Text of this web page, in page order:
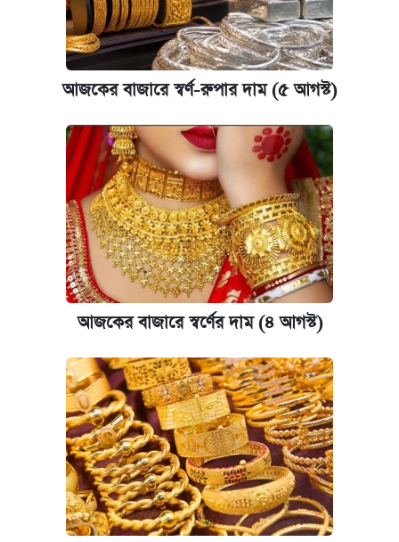
আজকের বাজারে স্বর্ণ-রুপার দাম (৫ আগস্ট)
আজকের বাজারে স্বর্ণের দাম (৪ আগস্ট)